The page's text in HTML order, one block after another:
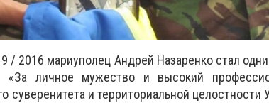
/ 2016 мариуполец Андрей Назаренко стал
«За личное мужество и высокий
суверенитета и территориальной целостности